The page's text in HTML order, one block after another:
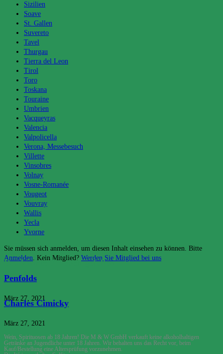
Sizilien
Soave
St. Gallen
Suvereto
Tavel
Thurgau
Tierra del Leon
Tirol
Toro
Toskana
Touraine
Umbrien
Vacqueyras
Valencia
Valpolicella
Verona, Messebesuch
Villette
Vinsobres
Volnay
Vosne-Romanée
Vougeot
Vouvray
Wallis
Yecla
Yvorne
Sie müssen sich anmelden, um diesen Inhalt einsehen zu können. Bitte
Anmelden. Kein Mitglied? Werden Sie Mitglied bei uns
Das könnte dir auch gefallen
Penfolds
März 27, 2021
Charles Cimicky
März 27, 2021
Wein, Spirituosen ab 18 Jahren! Die M & W GmbH verkauft keine alkoholhaltigen
Getränke an Jugendliche unter 18 Jahren. Wir behalten uns das Recht vor, beim
Kauf/Bestellung eine Altersprüfung vorzunehmen.